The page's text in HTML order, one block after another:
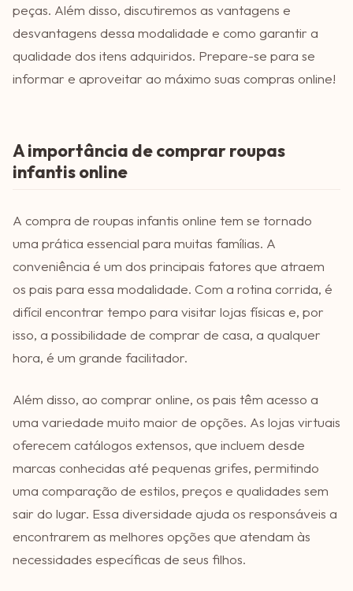
peças. Além disso, discutiremos as vantagens e
desvantagens dessa modalidade e como garantir a
qualidade dos itens adquiridos. Prepare-se para se
informar e aproveitar ao máximo suas compras online!
A importância de comprar roupas
infantis online
A compra de roupas infantis online tem se tornado
uma prática essencial para muitas famílias. A
conveniência é um dos principais fatores que atraem
os pais para essa modalidade. Com a rotina corrida, é
difícil encontrar tempo para visitar lojas físicas e, por
isso, a possibilidade de comprar de casa, a qualquer
hora, é um grande facilitador.
Além disso, ao comprar online, os pais têm acesso a
uma variedade muito maior de opções. As lojas virtuais
oferecem catálogos extensos, que incluem desde
marcas conhecidas até pequenas grifes, permitindo
uma comparação de estilos, preços e qualidades sem
sair do lugar. Essa diversidade ajuda os responsáveis a
encontrarem as melhores opções que atendam às
necessidades específicas de seus filhos.